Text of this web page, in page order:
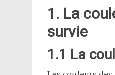
1. La
survie
1.1 La